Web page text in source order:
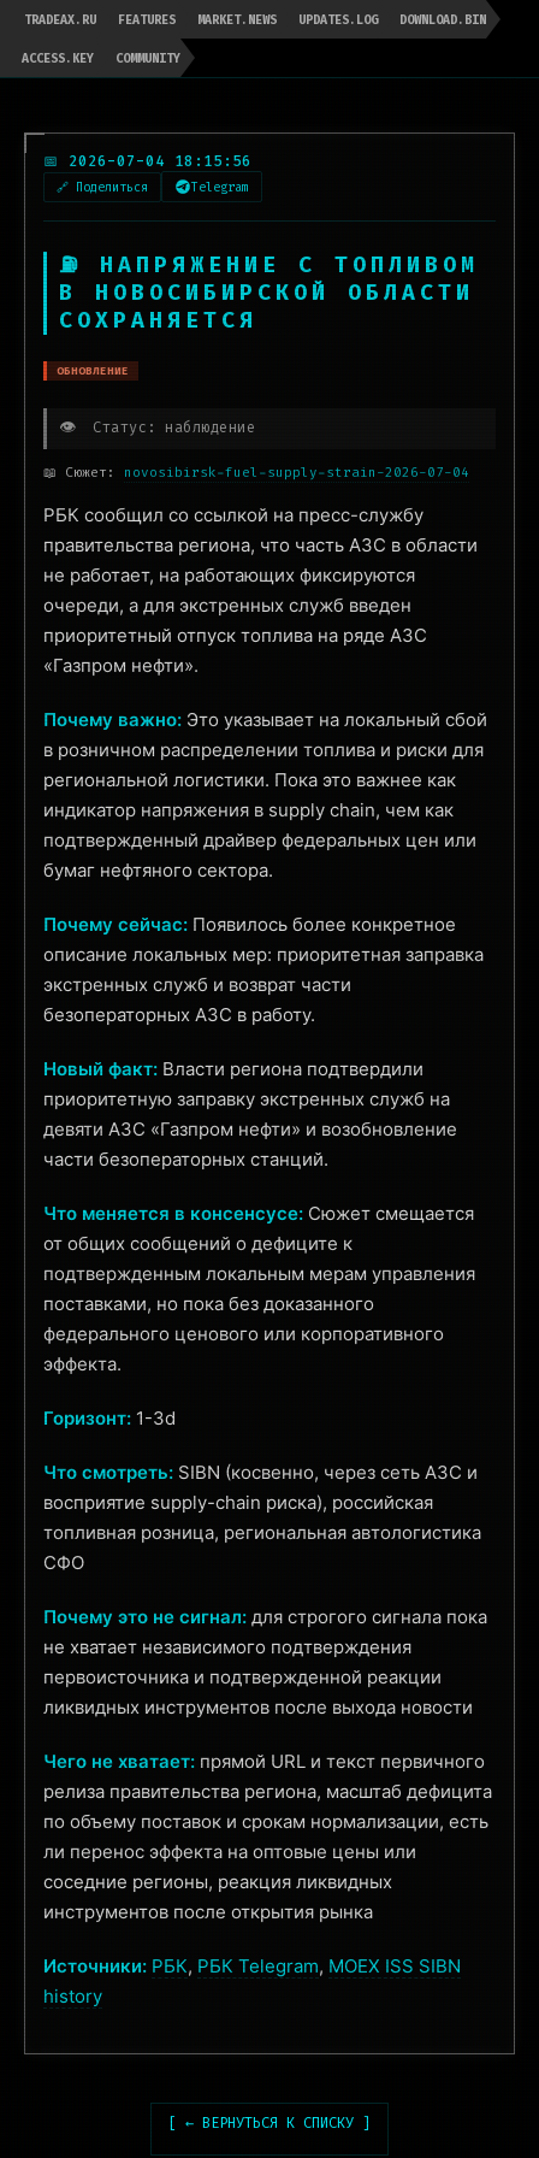
TRADEAX.RU FEATURES MARKET.NEWS UPDATES.LOG DOWNLOAD.BIN
ACCESS.KEY COMMUNITY
📅 2026-07-04 18:15:56
🔗 Поделиться Telegram
⛽ НАПРЯЖЕНИЕ С ТОПЛИВОМ
В НОВОСИБИРСКОЙ ОБЛАСТИ
СОХРАНЯЕТСЯ
ОБНОВЛЕНИЕ
👁️ Статус: наблюдение
📖 Сюжет: novosibirsk-fuel-supply-strain-2026-07-04
РБК сообщил со ссылкой на пресс-службу
правительства региона, что часть АЗС в области
не работает, на работающих фиксируются
очереди, а для экстренных служб введен
приоритетный отпуск топлива на ряде АЗС
«Газпром нефти».
Почему важно: Это указывает на локальный сбой
в розничном распределении топлива и риски для
региональной логистики. Пока это важнее как
индикатор напряжения в supply chain, чем как
подтвержденный драйвер федеральных цен или
бумаг нефтяного сектора.
Почему сейчас: Появилось более конкретное
описание локальных мер: приоритетная заправка
экстренных служб и возврат части
безоператорных АЗС в работу.
Новый факт: Власти региона подтвердили
приоритетную заправку экстренных служб на
девяти АЗС «Газпром нефти» и возобновление
части безоператорных станций.
Что меняется в консенсусе: Сюжет смещается
от общих сообщений о дефиците к
подтвержденным локальным мерам управления
поставками, но пока без доказанного
федерального ценового или корпоративного
эффекта.
Горизонт: 1-3d
Что смотреть: SIBN (косвенно, через сеть АЗС и
восприятие supply-chain риска), российская
топливная розница, региональная автологистика
СФО
Почему это не сигнал: для строгого сигнала пока
не хватает независимого подтверждения
первоисточника и подтвержденной реакции
ликвидных инструментов после выхода новости
Чего не хватает: прямой URL и текст первичного
релиза правительства региона, масштаб дефицита
по объему поставок и срокам нормализации, есть
ли перенос эффекта на оптовые цены или
соседние регионы, реакция ликвидных
инструментов после открытия рынка
Источники: РБК, РБК Telegram, MOEX ISS SIBN
history
[ ← ВЕРНУТЬСЯ К СПИСКУ ]